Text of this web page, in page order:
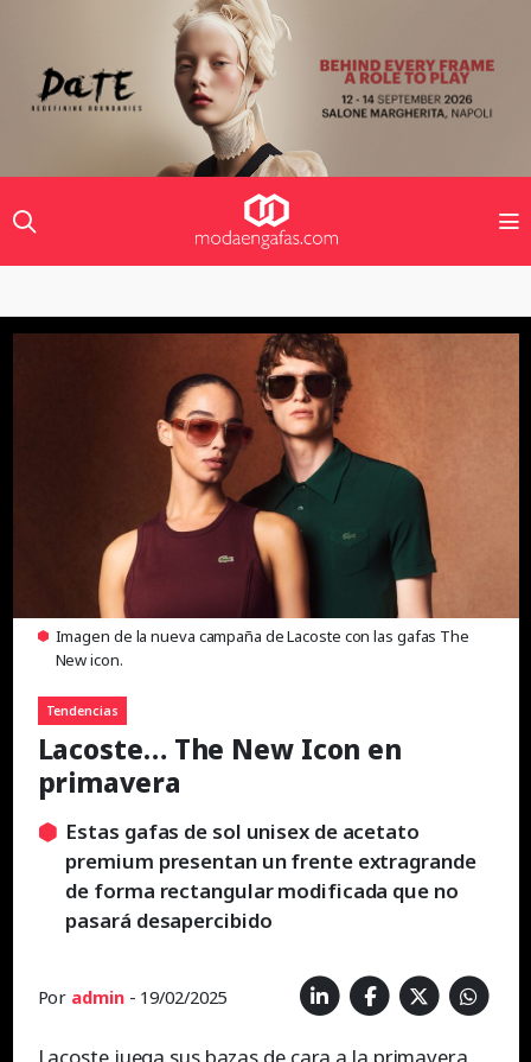
Imagen de la nueva campaña de Lacoste con las gafas The
New icon.
Tendencias
Lacoste… The New Icon en
primavera
Estas gafas de sol unisex de acetato
premium presentan un frente extragrande
de forma rectangular modificada que no
pasará desapercibido
Por admin- 19/02/2025
Lacoste juega sus bazas de cara a la primavera